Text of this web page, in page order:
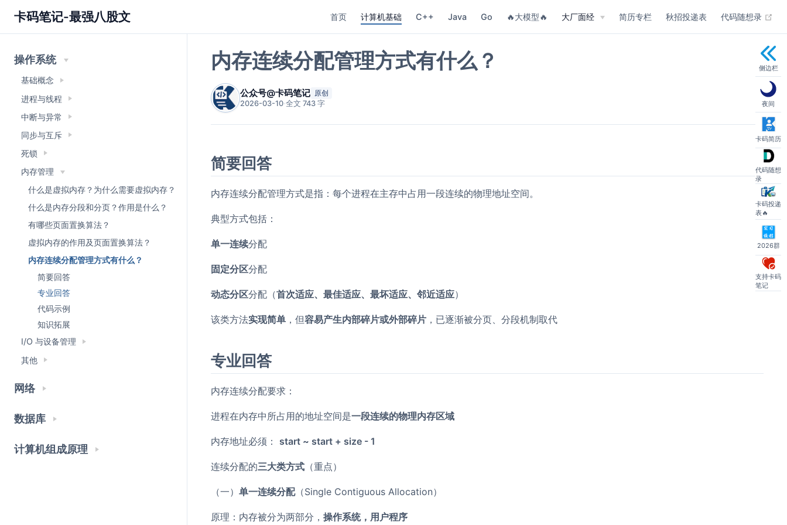
卡码笔记-最强八股文 首页 计算机基础 C++ Java Go 🔥大模型🔥 大厂面经 简历专栏 秋招投递表 代码随想录
操作系统
基础概念
进程与线程
中断与异常
同步与互斥
死锁
内存管理
什么是虚拟内存？为什么需要虚拟内存？
什么是内存分段和分页？作用是什么？
有哪些页面置换算法？
虚拟内存的作用及页面置换算法？
内存连续分配管理方式有什么？
简要回答
专业回答
代码示例
知识拓展
I/O 与设备管理
其他
网络
数据库
计算机组成原理
内存连续分配管理方式有什么？
公众号@卡码笔记 原创
2026-03-10·全文 743 字
简要回答
内存连续分配管理方式是指：每个进程在主存中占用一段连续的物理地址空间。
典型方式包括：
单一连续分配
固定分区分配
动态分区分配（首次适应、最佳适应、最坏适应、邻近适应）
该类方法实现简单 ，但容易产生内部碎片或外部碎片 ，已逐渐被分页、分段机制取代
专业回答
内存连续分配要求：
进程在内存中所占用的地址空间是一段连续的物理内存区域
内存地址必须： start ~ start + size - 1
连续分配的三大类方式 （重点）
（一） 单一连续分配（Single Contiguous Allocation）
原理：内存被分为两部分， 操作系统，用户程序
侧边栏
夜间
卡码简历
代码随想
录
卡码投递
表🔥
2026群
支持卡码
笔记